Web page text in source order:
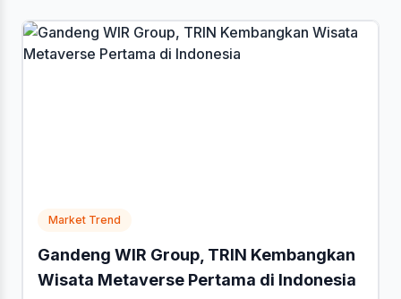
Market Trend
Gandeng WIR Group, TRIN Kembangkan
Wisata Metaverse Pertama di Indonesia